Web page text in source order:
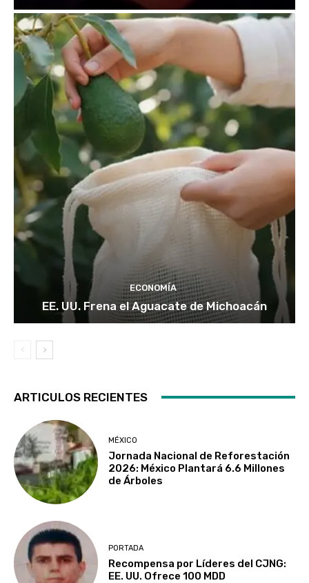
ECONOMÍA
EE. UU. Frena el Aguacate de Michoacán
ARTICULOS RECIENTES
MÉXICO
Jornada Nacional de Reforestación
2026: México Plantará 6.6 Millones
de Árboles
PORTADA
Recompensa por Líderes del CJNG:
EE. UU. Ofrece 100 MDD